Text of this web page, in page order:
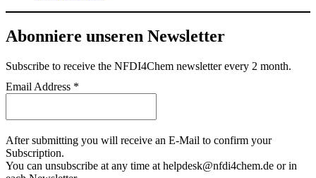
Abonniere unseren Newsletter
Subscribe to receive the NFDI4Chem newsletter every 2 month.
Email Address *
After submitting you will receive an E-Mail to confirm your
Subscription.
You can unsubscribe at any time at helpdesk@nfdi4chem.de or in